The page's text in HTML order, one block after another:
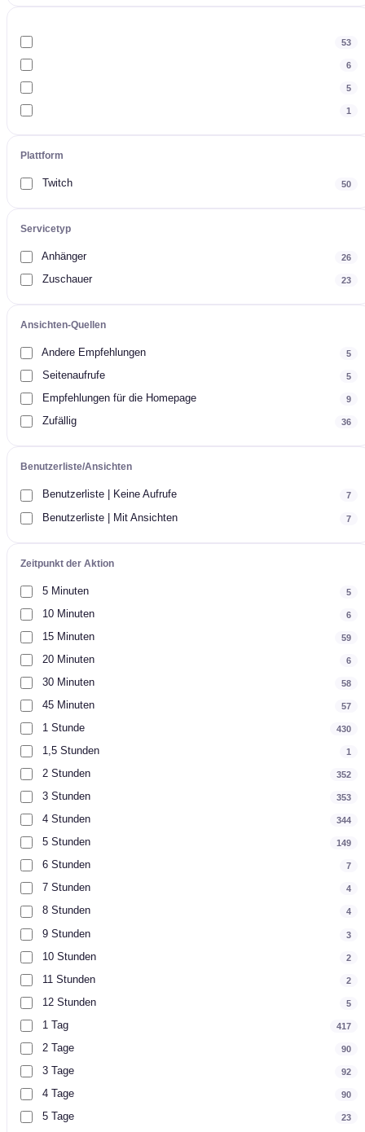
53
6
5
1
Plattform
Twitch 50
Servicetyp
Anhänger 26
Zuschauer 23
Ansichten-Quellen
Andere Empfehlungen 5
Seitenaufrufe 5
Empfehlungen für die Homepage 9
Zufällig 36
Benutzerliste/Ansichten
Benutzerliste | Keine Aufrufe 7
Benutzerliste | Mit Ansichten 7
Zeitpunkt der Aktion
5 Minuten 5
10 Minuten 6
15 Minuten 59
20 Minuten 6
30 Minuten 58
45 Minuten 57
1 Stunde 430
1,5 Stunden 1
2 Stunden 352
3 Stunden 353
4 Stunden 344
5 Stunden 149
6 Stunden 7
7 Stunden 4
8 Stunden 4
9 Stunden 3
10 Stunden 2
11 Stunden 2
12 Stunden 5
1 Tag 417
2 Tage 90
3 Tage 92
4 Tage 90
5 Tage 23